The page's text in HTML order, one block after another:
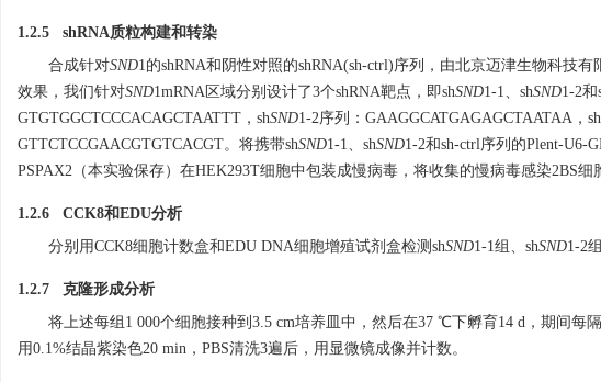
1.2.5 shRNA质粒构建和转染
合成针对SND1的shRNA和阴性对照的shRNA(sh-ctrl)序列，由北京迈津生物科技
效果，我们针对SND1mRNA区域分别设计了3个shRNA靶点，即shSND1-1、shSND1-2和
GTGTGGCTCCCACAGCTAATTT，shSND1-2序列：GAAGGCATGAGAGCTAATAA，sh
GTTCTCCGAACGTGTCACGT。将携带shSND1-1、shSND1-2和sh-ctrl序列的Plent-U6-
PSPAX2（本实验保存）在HEK293T细胞中包装成慢病毒，将收集的慢病毒感染2BS细
1.2.6 CCK8和EDU分析
分别用CCK8细胞计数盒和EDU DNA细胞增殖试剂盒检测shSND1-1组、shSND1-2
1.2.7 克隆形成分析
将上述每组1 000个细胞接种到3.5 cm培养皿中，然后在37 ℃下孵育14 d，期间
用0.1%结晶紫染色20 min，PBS清洗3遍后，用显微镜成像并计数。